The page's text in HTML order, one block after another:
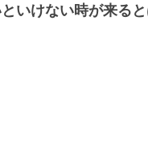
いけない時が来る